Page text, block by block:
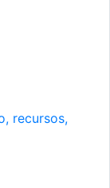
recursos,